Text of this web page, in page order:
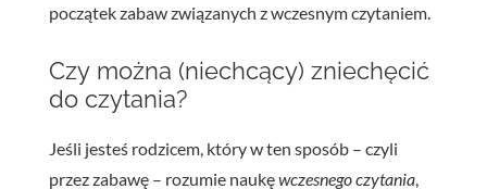
początek zabaw związanych z wczesnym czytaniem.
Czy można (niechcący) zniechęcić
do czytania?
Jeśli jesteś rodzicem, który w ten sposób – czyli
przez zabawę – rozumie naukęwczesnego czytania,